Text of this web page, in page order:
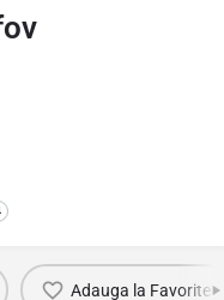
Adauga la Favorite